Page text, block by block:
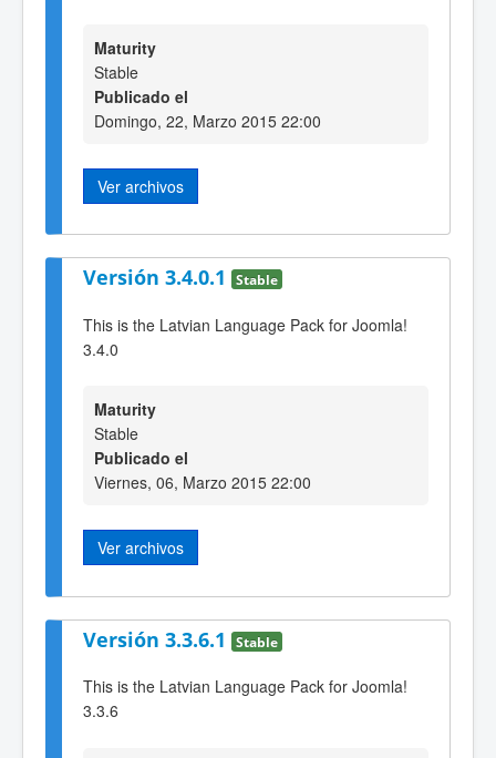
Maturity
Stable
Publicado el
Domingo, 22, Marzo 2015 22:00
Ver archivos
Versión 3.4.0.1 Stable
This is the Latvian Language Pack for Joomla!
3.4.0
Maturity
Stable
Publicado el
Viernes, 06, Marzo 2015 22:00
Ver archivos
Versión 3.3.6.1 Stable
This is the Latvian Language Pack for Joomla!
3.3.6